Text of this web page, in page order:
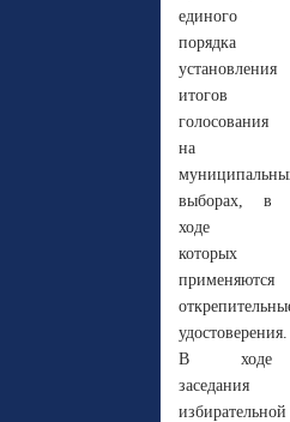
единого
порядка
установления
итогов
голосования
на
выборах, в
ходе
которых
применяются
удостоверения.
В ходе
заседания
избирательной